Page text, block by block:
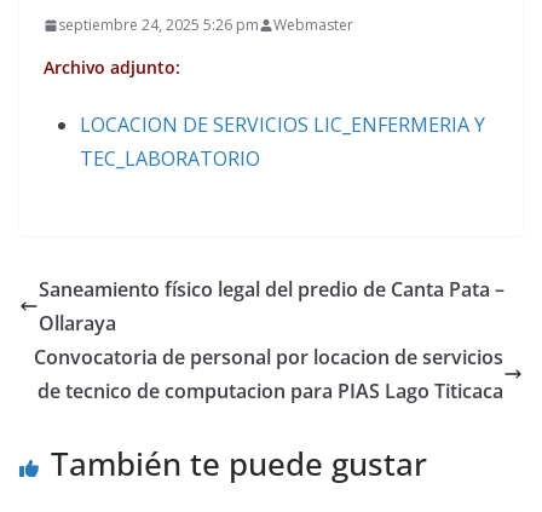
septiembre 24, 2025 5:26 pm Webmaster
Archivo adjunto:
LOCACION DE SERVICIOS LIC_ENFERMERIA Y
TEC_LABORATORIO
Saneamiento físico legal del predio de Canta Pata –
Ollaraya
Convocatoria de personal por locacion de servicios
de tecnico de computacion para PIAS Lago Titicaca
También te puede gustar